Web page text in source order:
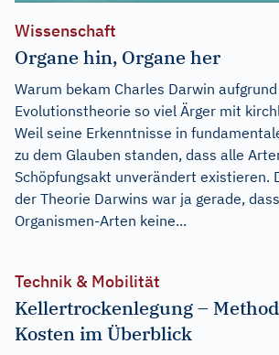
Wissenschaft
Organe hin, Organe her
Warum bekam Charles Darwin
Evolutionstheorie so viel Ärger mit
Weil seine Erkenntnisse in
zu dem Glauben standen, dass alle
Schöpfungsakt unverändert existieren.
der Theorie Darwins war ja gerade,
Organismen-Arten keine...
Technik & Mobilität
Kellertrockenlegung –
Kosten im Überblick